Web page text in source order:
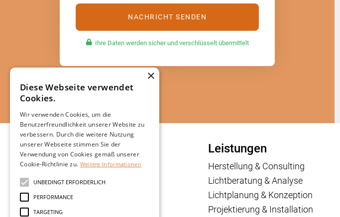
Ihre Daten werden sicher und verschlüsselt übermittelt
Leistungen
Herstellung & Consulting
Lichtberatung & Analyse
Lichtplanung & Konzeption
Projektierung & Installation
×
Diese Webseite verwendet
Cookies.
Wir verwenden Cookies, um die
Benutzerfreundlichkeit unserer Website zu
verbessern. Durch die weitere Nutzung
unserer Webseite stimmen Sie der
Verwendung von Cookies gemäß unserer
Cookie-Richtlinie zu. Weitere Informationen
UNBEDINGT ERFORDERLICH
PERFORMANCE
TARGETING